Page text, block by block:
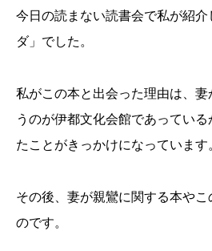
今日の読まない読書会で私が紹
ダ」でした。
私がこの本と出会った理由は、
うのが伊都文化会館であってい
たことがきっかけになっています
その後、妻が親鸞に関する本や
のです。